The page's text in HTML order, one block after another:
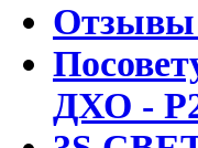
Отзывы
ДХО -